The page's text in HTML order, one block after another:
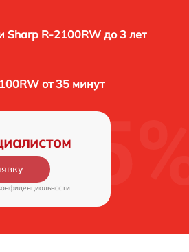
Sharp R-2100RW до 3 лет
от 35 минут